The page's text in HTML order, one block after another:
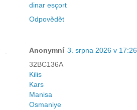
dinar esçort
Odpovědět
Anonymní 3. srpna 2026 v 17:26
32BC136A
Kilis
Kars
Manisa
Osmaniye